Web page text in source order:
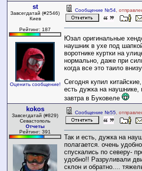
st
Завсегдатай (#2546)
Киев
Рейтинг: 187
Оценить сообщение!
Сообщение №54 ,
Юзал оригинальные
наушник в ухе под
воротнике куртки на
нормально, даже при
когда все это таило
Сегодня купил
есть дужка на наушнике,
завтра в Буковеле
kokos
Завсегдатай (#829)
Севастополь
Отчеты
Рейтинг: 391
Сообщение №55 ,
Так и есть, дужка на
полагается. очень
спускались по северу-
удобно!! Разруливали
склон и обратно....